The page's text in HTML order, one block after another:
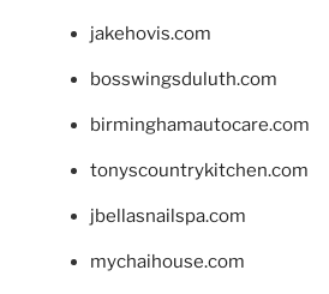
jakehovis.com
bosswingsduluth.com
birminghamautocare.com
tonyscountrykitchen.com
jbellasnailspa.com
mychaihouse.com